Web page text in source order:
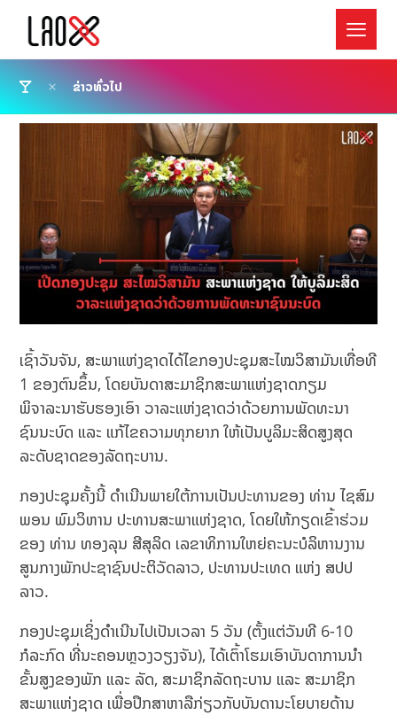
ຂ່າວທົ່ວໄປ
ເຊົ້າວັນຈັນ, ສະພາແຫ່ງຊາດໄດ້ໄຂກອງປະຊຸມສະໄໝວິສາມັນເທື່ອທີ
1 ຂອງຕົນຂຶ້ນ, ໂດຍບັນດາສະມາຊິກສະພາແຫ່ງຊາດກຽມ
ພິຈາລະນາຮັບຮອງເອົາ ວາລະແຫ່ງຊາດວ່າດ້ວຍການພັດທະນາ
ຊົນນະບົດ ແລະ ແກ້ໄຂຄວາມທຸກຍາກ ໃຫ້ເປັນບູລິມະສິດສູງສຸດ
ລະດັບຊາດຂອງລັດຖະບານ.
ກອງປະຊຸມຄັ້ງນີ້ ດຳເນີນພາຍໃຕ້ການເປັນປະທານຂອງ ທ່ານ ໄຊສົມ
ພອນ ພົມວິຫານ ປະທານສະພາແຫ່ງຊາດ, ໂດຍໃຫ້ກຽດເຂົ້າຮ່ວມ
ຂອງ ທ່ານ ທອງລຸນ ສີສຸລິດ ເລຂາທິການໃຫຍ່ຄະນະບໍລິຫານງານ
ສູນກາງພັກປະຊາຊົນປະຕິວັດລາວ, ປະທານປະເທດ ແຫ່ງ ສປປ
ລາວ.
ກອງປະຊຸມເຊິ່ງດຳເນີນໄປເປັນເວລາ 5 ວັນ (ຕັ້ງແຕ່ວັນທີ 6-10
ກໍລະກົດ ທີ່ນະຄອນຫຼວງວຽງຈັນ), ໄດ້ເຕົ້າໂຮມເອົາບັນດາການນຳ
ຂັ້ນສູງຂອງພັກ ແລະ ລັດ, ສະມາຊິກລັດຖະບານ ແລະ ສະມາຊິກ
ສະພາແຫ່ງຊາດ ເພື່ອປຶກສາຫາລືກ່ຽວກັບບັນດານະໂຍບາຍດ້ານ